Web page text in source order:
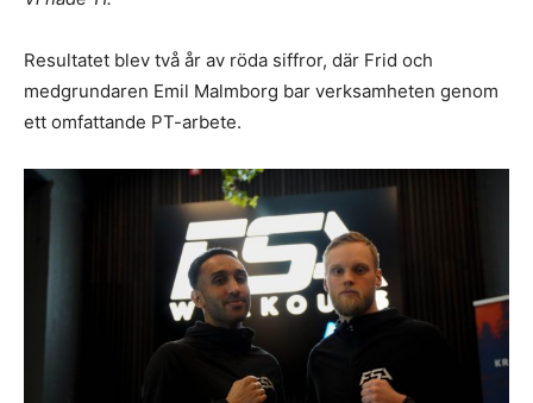
Resultatet blev två år av röda siffror, där Frid och
medgrundaren Emil Malmborg bar verksamheten genom
ett omfattande PT-arbete.